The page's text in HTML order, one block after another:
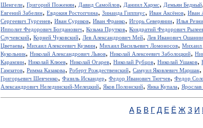
Шенгели, Григорий Поженян, Давид Самойлов, Даниил Хармс, Демьян Бедный,
Евгений Забелин, Евдокия Ростопчина, Зинаида Гиппиус, Иван Аксёнов, Иван
Сергеевич Тургенев, Иван Суриков, Иван Франко, Игорь Северянин, Илья
Ипполит Федорович Богданович, Козьма Прутков, Кондратий Федорович
Случевский, Корней Чуковский, Лев Александрович Мей, Лев Иванович Ошанин
Цветаева, Михаил Алексеевич Кузмин, Михаил Васильевич Ломоносов, Михаил
Кукольник, Николай Александрович Львов, Николай Алексеевич Заболоцкий,
Карамзин, Николай Клюев, Николай Огарев, Николай Рубцов, Николай Ушаков,
Гамзатов, Римма Казакова, Роберт Рождественский, Самуил Яковлевич Маршак,
Григорьевич Шевченко, Фазиль Искандер, Федор Иванович Тютчев, Федор
Александрович Нелединский-Мелецкий, Яков Полонский, Янка Купала, Ярослав
А Б В Г Д Е Ё Ж З И